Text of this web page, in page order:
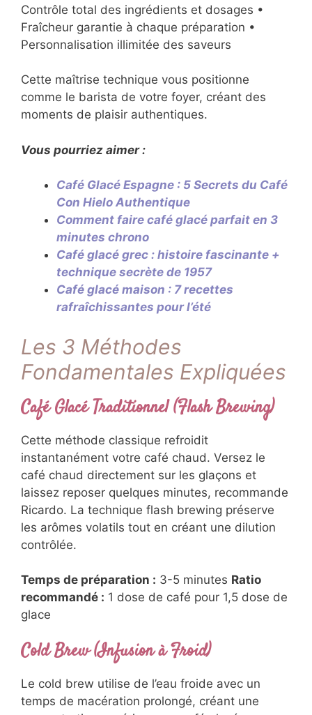
Contrôle total des ingrédients et dosages •
Fraîcheur garantie à chaque préparation •
Personnalisation illimitée des saveurs
Cette maîtrise technique vous positionne
comme le barista de votre foyer, créant des
moments de plaisir authentiques.
Vous pourriez aimer :
Café Glacé Espagne : 5 Secrets du Café
Con Hielo Authentique
Comment faire café glacé parfait en 3
minutes chrono
Café glacé grec : histoire fascinante +
technique secrète de 1957
Café glacé maison : 7 recettes
rafraîchissantes pour l’été
Les 3 Méthodes
Fondamentales Expliquées
Café Glacé Traditionnel (Flash Brewing)
Cette méthode classique refroidit
instantanément votre café chaud. Versez le
café chaud directement sur les glaçons et
laissez reposer quelques minutes, recommande
Ricardo. La technique flash brewing préserve
les arômes volatils tout en créant une dilution
contrôlée.
Temps de préparation : 3-5 minutes Ratio
recommandé : 1 dose de café pour 1,5 dose de
glace
Cold Brew (Infusion à Froid)
Le cold brew utilise de l’eau froide avec un
temps de macération prolongé, créant une